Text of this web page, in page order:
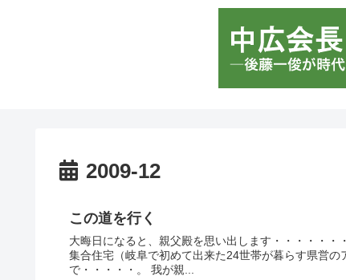
2009-12
この道を行く
大晦日になると、親父殿を思い出します・・・・・・
集合住宅（岐阜で初めて出来た24世帯が暮らす県営
で・・・・・。 我が親...